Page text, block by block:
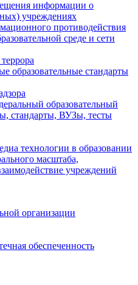
организации
обеспеченность